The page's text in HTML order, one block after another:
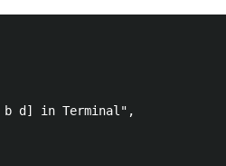
d] in Terminal",